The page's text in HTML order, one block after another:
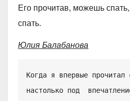
Его прочитав, можешь
спать.
Юлия Балабанова
Когда я впервые
настолько под